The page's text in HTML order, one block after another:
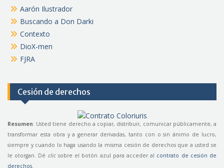
Aarón Ilustrador
Buscando a Don Darki
Contexto
DioX-men
FJRA
Cesión de derechos
Resumen: Usted tiene derecho a copiar, distribuir, comunicar públicamente, a
transformar esta obra y a generar derivadas, tanto con o sin ánimo de lucro,
siempre y cuando lo haga usando la misma cesión de derechos que a usted se
le otorgan. Dé clicsobre el botón azul para acceder al contrato de cesión de
derechos.